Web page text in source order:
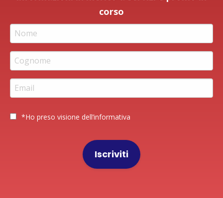
corso
*Ho preso visione dell’informativa
Iscriviti